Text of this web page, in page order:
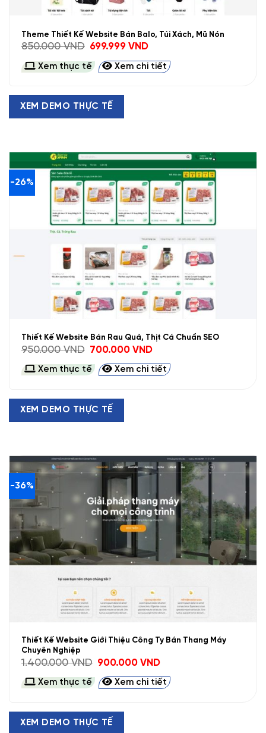
Theme Thiết Kế Website Bán Balo, Túi Xách, Mũ Nón
850.000VND
Giá
là:
850.000 VND.
699.999VNDGiá
tại
là:
699.999 VND.
Xem thực tế Xem chi tiết
XEM DEMO THỰC TẾ
-26%
Thiết Kế Website Bán Rau Quả, Thịt Cá Chuẩn SEO
950.000VND
Giá
gốc
là:
950.000 VND.
700.000VNDGiá
tại
là:
700.000 VND.
Xem thực tế Xem chi tiết
XEM DEMO THỰC TẾ
-36%
Thiết Kế Website Giới Thiệu Công Ty Bán Thang Máy
Chuyên Nghiệp
1.400.000VND
Giá
gốc
là:
1.400.000 VND.
900.000VNDGiá
tại
là:
900.000 VND.
Xem thực tế Xem chi tiết
XEM DEMO THỰC TẾ